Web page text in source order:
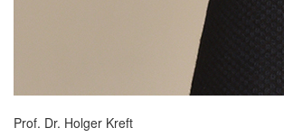
Prof. Dr. Holger Kreft